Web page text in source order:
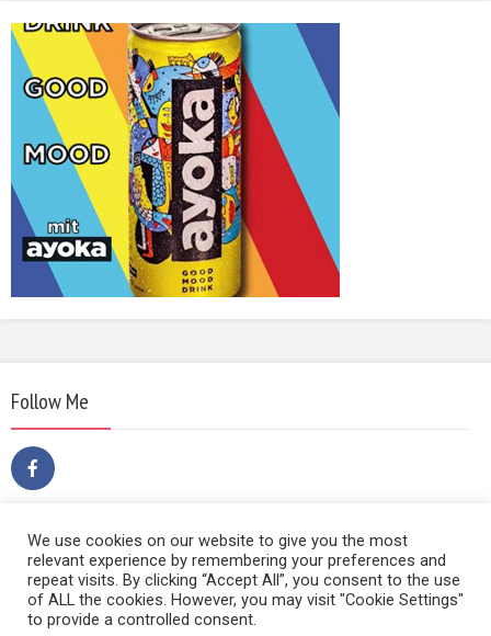
Follow Me
Copyright © 2014 | Film Sound & Media | Hietzinger Hauptstraße
We use cookies on our website to give you the most
relevant experience by remembering your preferences and
repeat visits. By clicking “Accept All”, you consent to the use
of ALL the cookies. However, you may visit "Cookie Settings"
to provide a controlled consent.